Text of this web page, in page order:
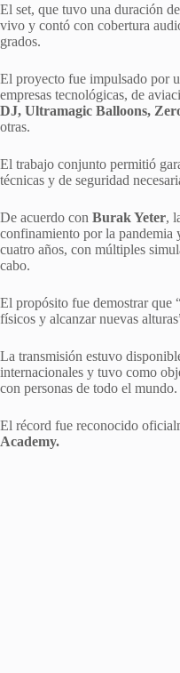
El set, que tuvo una duración
vivo y contó con cobertura
grados.
El proyecto fue impulsado por
empresas tecnológicas, de
DJ, Ultramagic Balloons,
otras.
El trabajo conjunto permitió
técnicas y de seguridad
De acuerdo con Burak Yeter,
confinamiento por la pandemia
cuatro años, con múltiples
cabo.
El propósito fue demostrar que
físicos y alcanzar nuevas
La transmisión estuvo
internacionales y tuvo como
con personas de todo el mundo.
El récord fue reconocido
Academy.